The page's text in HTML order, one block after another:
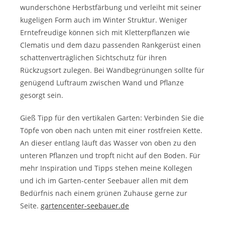
wunderschöne Herbstfärbung und verleiht mit seiner
kugeligen Form auch im Winter Struktur. Weniger
Erntefreudige können sich mit Kletterpflanzen wie
Clematis und dem dazu passenden Rankgerüst einen
schattenverträglichen Sichtschutz für ihren
Rückzugsort zulegen. Bei Wandbegrünungen sollte für
genügend Luftraum zwischen Wand und Pflanze
gesorgt sein.
Gieß Tipp für den vertikalen Garten: Verbinden Sie die
Töpfe von oben nach unten mit einer rostfreien Kette.
An dieser entlang läuft das Wasser von oben zu den
unteren Pflanzen und tropft nicht auf den Boden. Für
mehr Inspiration und Tipps stehen meine Kollegen
und ich im Garten-center Seebauer allen mit dem
Bedürfnis nach einem grünen Zuhause gerne zur
Seite. gartencenter-seebauer.de